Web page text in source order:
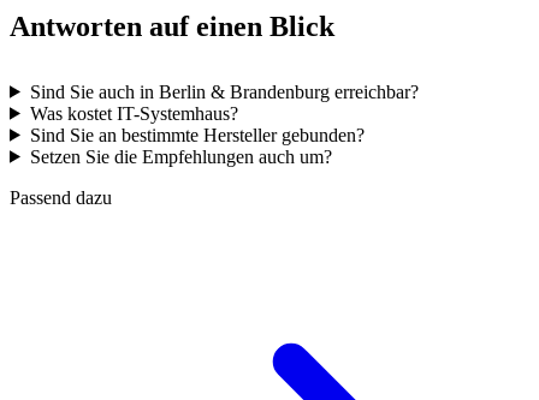
Antworten auf einen Blick
Sind Sie auch in Berlin & Brandenburg erreichbar?
Was kostet IT-Systemhaus?
Sind Sie an bestimmte Hersteller gebunden?
Setzen Sie die Empfehlungen auch um?
Passend dazu